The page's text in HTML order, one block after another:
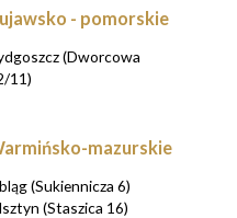
- pomorskie
(Dworcowa
11)
mazurskie
(Sukiennicza 6)
(Staszica 16)